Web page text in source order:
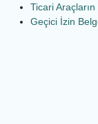
Ticari
Geçici İzin